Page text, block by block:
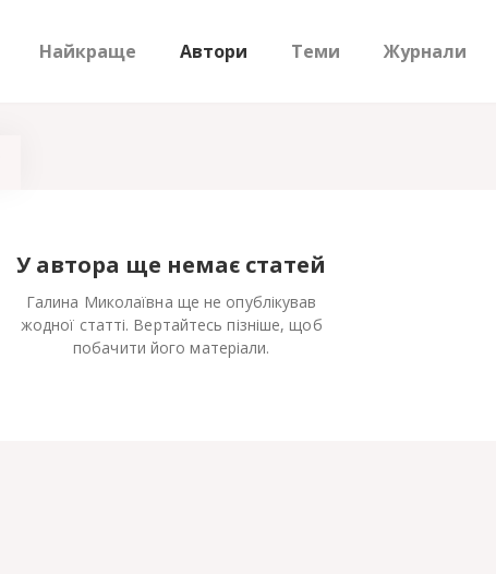
Найкраще Автори Теми Журнали
У автора ще немає статей
Галина Миколаївна ще не опублікував
жодної статті. Вертайтесь пізніше, щоб
побачити його матеріали.